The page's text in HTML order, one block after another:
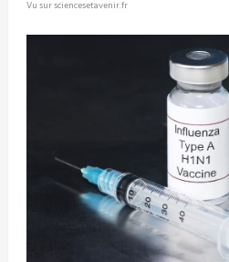
Vu sur sciencesetavenir.fr